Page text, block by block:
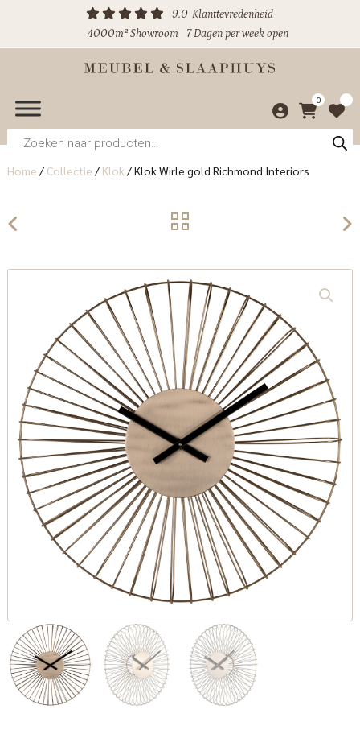
9.0 Klanttevredenheid
4000m² Showroom
7 Dagen per week open
0
Producten
zoeken
Home / Collectie / Klok /Klok Wirle gold Richmond Interiors